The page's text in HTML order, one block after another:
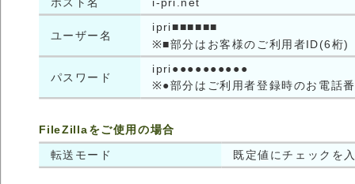
ユーザー名
ipri■■■■■■
※■部分はお客様のご利用者ID(6桁)
パスワード
ipri●●●●●●●●●●
※●部分はご利用者登録時のお電話
FileZillaをご使用の場合
転送モード
既定値にチェックを